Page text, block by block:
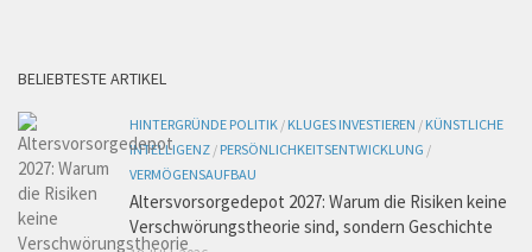
BELIEBTESTE ARTIKEL
HINTERGRÜNDE POLITIK / KLUGES INVESTIEREN / KÜNSTLICHE
INTELLIGENZ / PERSÖNLICHKEITSENTWICKLUNG /
VERMÖGENSAUFBAU
Altersvorsorgedepot 2027: Warum die Risiken keine
Verschwörungstheorie sind, sondern Geschichte